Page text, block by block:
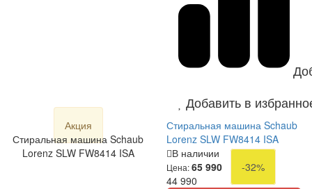
Добавить в
Акция
Стиральная машина Schaub
Lorenz SLW FW8414 ISA
Стиральная машина Schaub
Lorenz SLW FW8414 ISA
В наличии
Цена:65 990
-32%
44 990